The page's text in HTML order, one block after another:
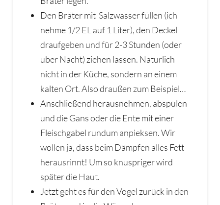
Den Bräter mit Salzwasser füllen (ich
nehme 1/2 EL auf 1 Liter), den Deckel
draufgeben und für 2-3 Stunden (oder
über Nacht) ziehen lassen. Natürlich
nicht in der Küche, sondern an einem
kalten Ort. Also draußen zum Beispiel…
Anschließend herausnehmen, abspülen
und die Gans oder die Ente mit einer
Fleischgabel rundum anpieksen. Wir
wollen ja, dass beim Dämpfen alles Fett
herausrinnt! Um so knuspriger wird
später die Haut.
Jetzt geht es für den Vogel zurück in den